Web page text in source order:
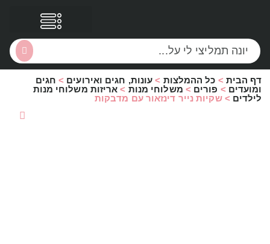
דף הבית > כל ההמלצות > עונות, חגים ואירועים > חגים
ומועדים > פורים > משלוחי מנות > אריזות משלוחי מנות
לילדים >שקיות נייר דינזאור עם מדבקות